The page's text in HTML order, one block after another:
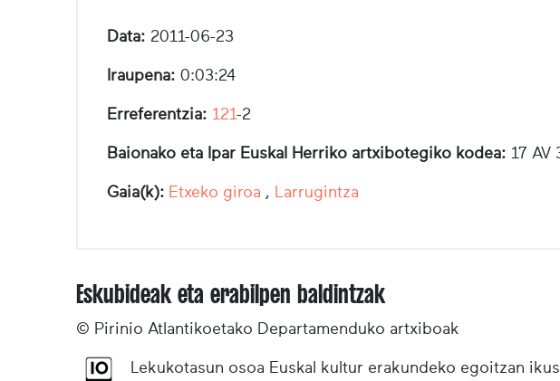
Data: 2011-06-23
Iraupena: 0:03:24
Erreferentzia: 121-2
Baionako eta Ipar Euskal Herriko artxibotegiko kodea: 17 AV
Gaia(k): Etxeko giroa , Larrugintza
Eskubideak eta erabilpen baldintzak
© Pirinio Atlantikoetako Departamenduko artxiboak
Lekukotasun osoa Euskal kultur erakundeko egoitzan